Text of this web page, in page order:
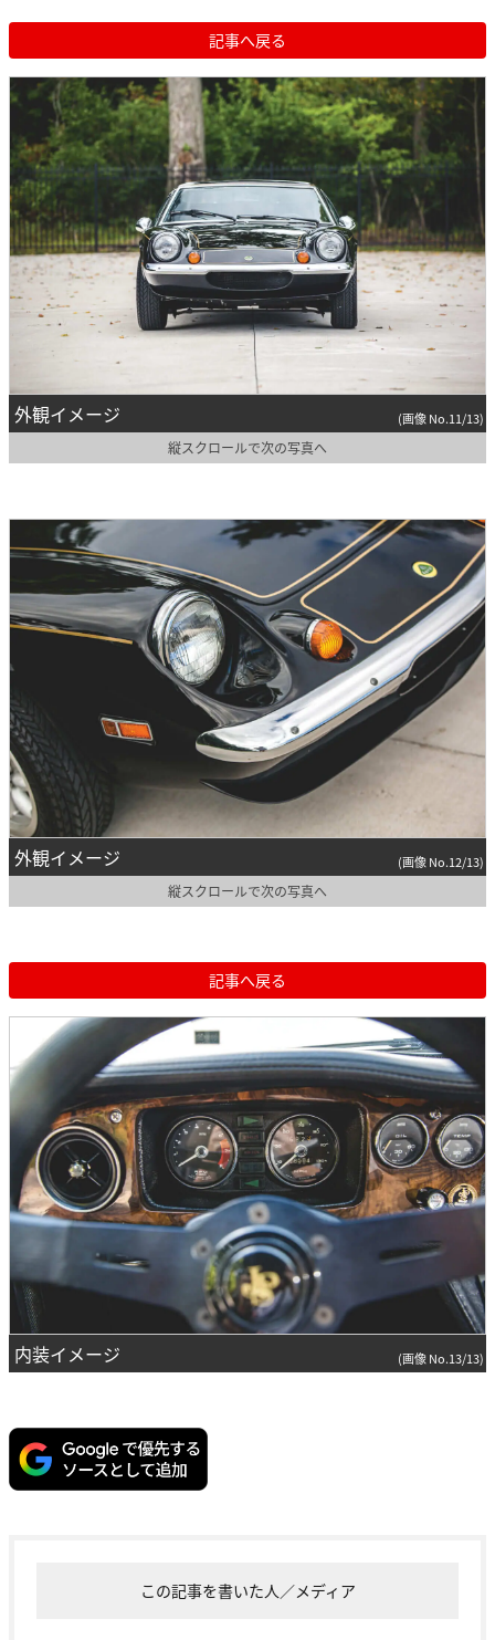
記事へ戻る
外観イメージ (画像 No.11/13)
縦スクロールで次の写真へ
外観イメージ (画像 No.12/13)
縦スクロールで次の写真へ
記事へ戻る
内装イメージ (画像 No.13/13)
この記事を書いた人／メディア